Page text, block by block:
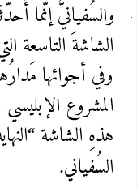
والسُفيانيُّ إنّما
الشاشةَ التاسعة
وفي أجوائها
المشروع الإبليسي
هذهِ الشاشة
السُفياني.